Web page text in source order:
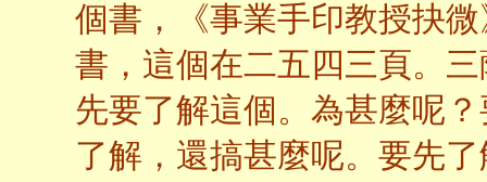
個書，《事業手印教授抉
書，這個在二五四三頁。
先要了解這個。為甚麼呢
了解，還搞甚麼呢。要先